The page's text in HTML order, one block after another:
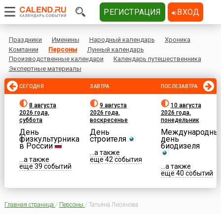
Праздники Именины Народный календарь
Хроника
Компании
Персоны
Лунный календарь
Производственные календари
Календарь путешественника
Экспертные материалы
СЕГОДНЯ
8 августа
2026 года,
суббота
День
физкультурника
в России
...а также
еще 39 событий
ЗАВТРА
9 августа
2026 года,
воскресенье
День
строителя
...а также
еще 42 события
ПОСЛЕЗАВТРА
10 августа
2026 года,
понедельник
день
биодизеля
...а также
еще 40 событий
Главная страница / Персоны / Татьяна Лиознова
РЕГИСТРАЦИЯ ВХОД